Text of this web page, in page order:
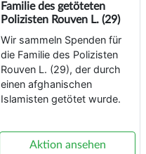
Familie des getöteten
Polizisten Rouven L. (29)
Wir sammeln Spenden für
die Familie des Polizisten
Rouven L. (29), der durch
einen afghanischen
Islamisten getötet wurde.
Aktion ansehen